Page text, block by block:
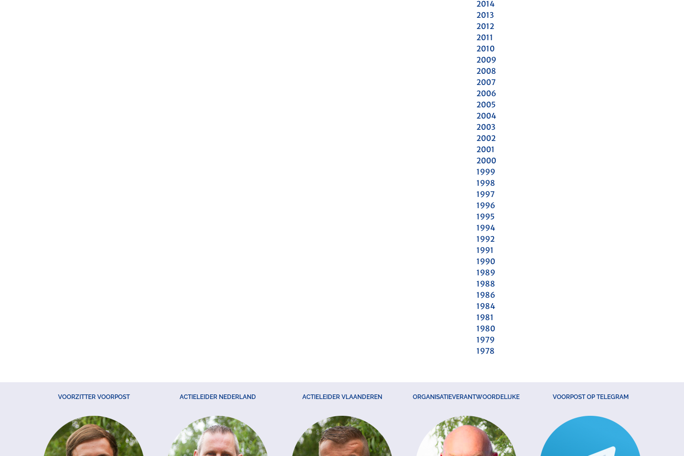
2014
2013
2012
2011
2010
2009
2008
2007
2006
2005
2004
2003
2002
2001
2000
1999
1998
1997
1996
1995
1994
1992
1991
1990
1989
1988
1986
1984
1981
1980
1979
1978
VOORZITTER VOORPOST ACTIELEIDER NEDERLAND ACTIELEIDER VLAANDEREN ORGANISATIEVERANTWOORDELIJKE VOORPOST OP TELEGRAM